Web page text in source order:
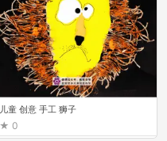
儿童 创意 手工 狮子
0